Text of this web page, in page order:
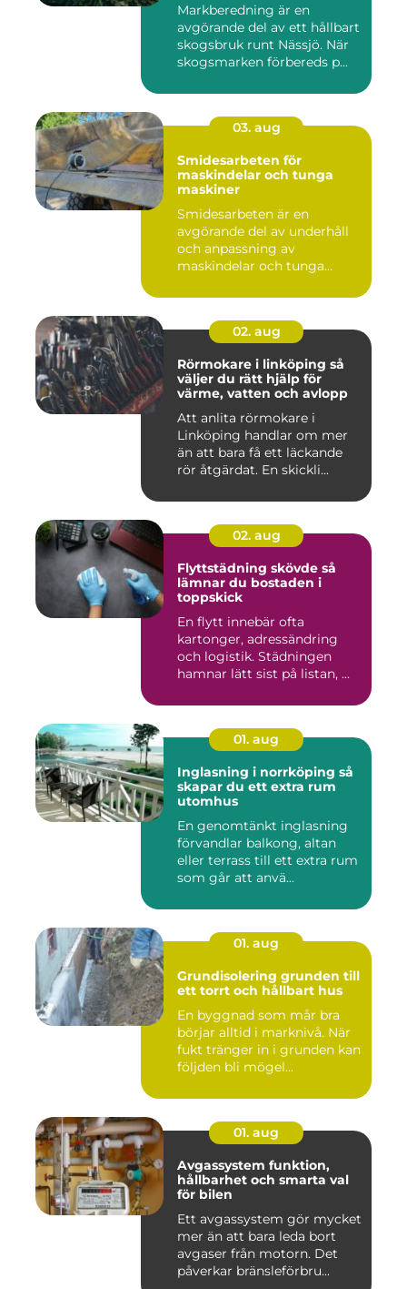
Markberedning är en
avgörande del av ett hållbart
skogsbruk runt Nässjö. När
skogsmarken förbereds p...
03. aug
Smidesarbeten för
maskindelar och tunga
maskiner
Smidesarbeten är en
avgörande del av underhåll
och anpassning av
maskindelar och tunga
02. aug
Rörmokare i linköping så
väljer du rätt hjälp för
värme, vatten och avlopp
Att anlita rörmokare i
Linköping handlar om mer
än att bara få ett läckande
rör åtgärdat. En skickli...
02. aug
Flyttstädning skövde så
lämnar du bostaden i
toppskick
En flytt innebär ofta
kartonger, adressändring
och logistik. Städningen
hamnar lätt sist på listan, ...
01. aug
Inglasning i norrköping så
skapar du ett extra rum
utomhus
En genomtänkt inglasning
förvandlar balkong, altan
eller terrass till ett extra rum
som går att anvä...
01. aug
Grundisolering grunden till
ett torrt och hållbart hus
En byggnad som mår bra
börjar alltid i marknivå. När
fukt tränger in i grunden kan
följden bli mögel...
01. aug
Avgassystem funktion,
hållbarhet och smarta val
för bilen
Ett avgassystem gör mycket
mer än att bara leda bort
avgaser från motorn. Det
påverkar bränsleförbru...